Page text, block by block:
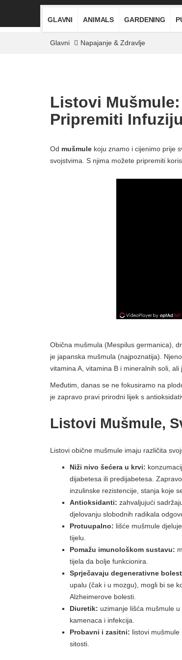
GLAVNI ANIMALS GARDENING
Glavni Napajanje & Zdravlje
Listovi
Pripremiti
Od mušmule koju znamo i cijenimo prije
svojstvima. S njima možete pripremiti
Obična mušmula (Mespilus germanica),
je japanska mušmula (najpoznatija).
vitamina A, vitamina B i mineralnih soli,
Međutim, danas se ne fokusiramo na
je zapravo pravi prirodni lijek s
Listovi Mušmule,
Listovi obične mušmule imaju različita
Niži nivo šećera u krvi:
dijabetesa ili predijabetesa.
inzulinske rezistencije, stanja koje
Antioksidanti: zahvaljujući
djelovanju slobodnih radikala
Protuupalno: lišće mušmule
tijelu.
Pomažu imunološkom sustavu:
tijela da bolje funkcionira.
Sprječavaju degenerativne
upalu (čak i u mozgu), mogli bi se
Alzheimerove bolesti.
Diuretik: uzimanje lišća mušmule
kamenaca i infekcija.
Probavni i zasitni: listovi
sitosti.